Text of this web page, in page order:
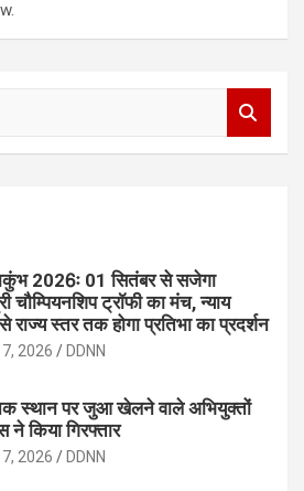
2026ः 01 सितंबर से सजेगा
चौम्पियनशिप ट्रॉफी का मंच, न्याय
राज्य स्तर तक होगा प्रतिभा का प्रदर्शन
2026 DDNN
स्थान पर जुआ खेलने वाले अभियुक्तों
ने किया गिरफ्तार
2026 DDNN